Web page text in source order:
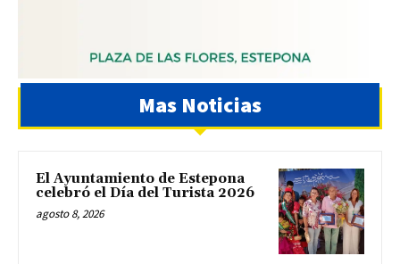
Mas Noticias
El Ayuntamiento de Estepona
celebró el Día del Turista 2026
agosto 8, 2026